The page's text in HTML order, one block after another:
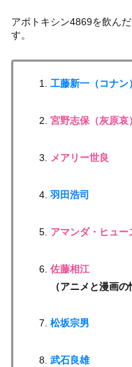
アポトキシン4869を飲ん
す。
工藤新一（コナン）
宮野志保（灰原哀）
メアリー世良
羽田浩司
アマンダ・ヒュー
佐藤相江
（アニメと漫画
松坂宗男
武石良雄